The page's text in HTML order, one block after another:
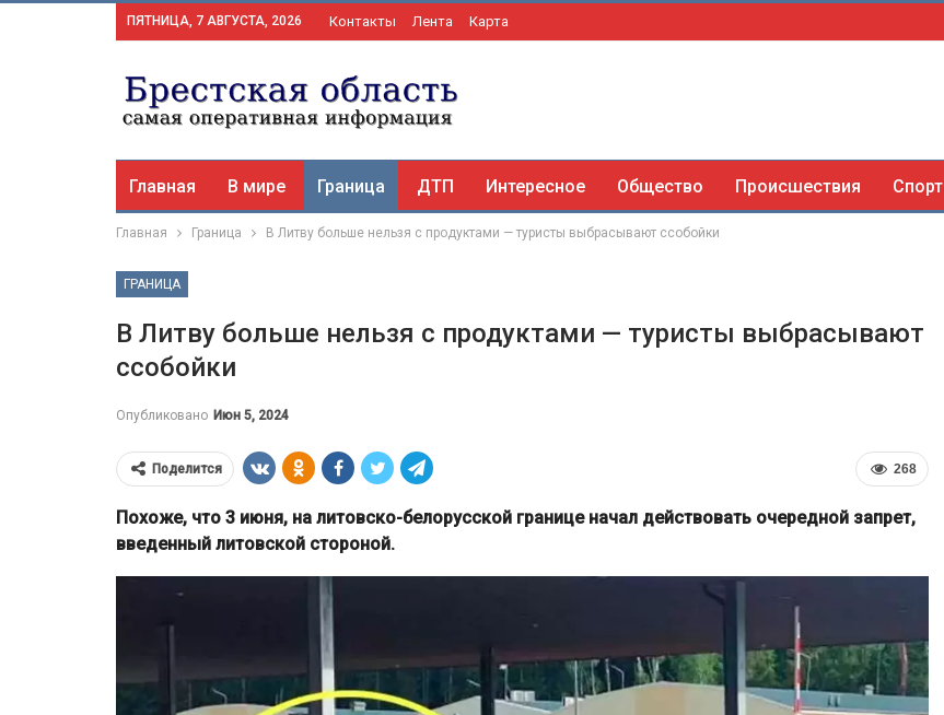
ПЯТНИЦА, 7 АВГУСТА, 2026 Контакты Лента Карта
Главная В мире Граница ДТП Интересное Общество Происшествия Спорт
Главная Граница В Литву больше нельзя с продуктами — туристы выбрасывают ссобойки
ГРАНИЦА
В Литву больше нельзя с продуктами — туристы выбрасывают
ссобойки
Опубликовано Июн 5, 2024
268
Поделится
Похоже, что 3 июня, на литовско-белорусской границе начал действовать очередной запрет,
введенный литовской стороной.